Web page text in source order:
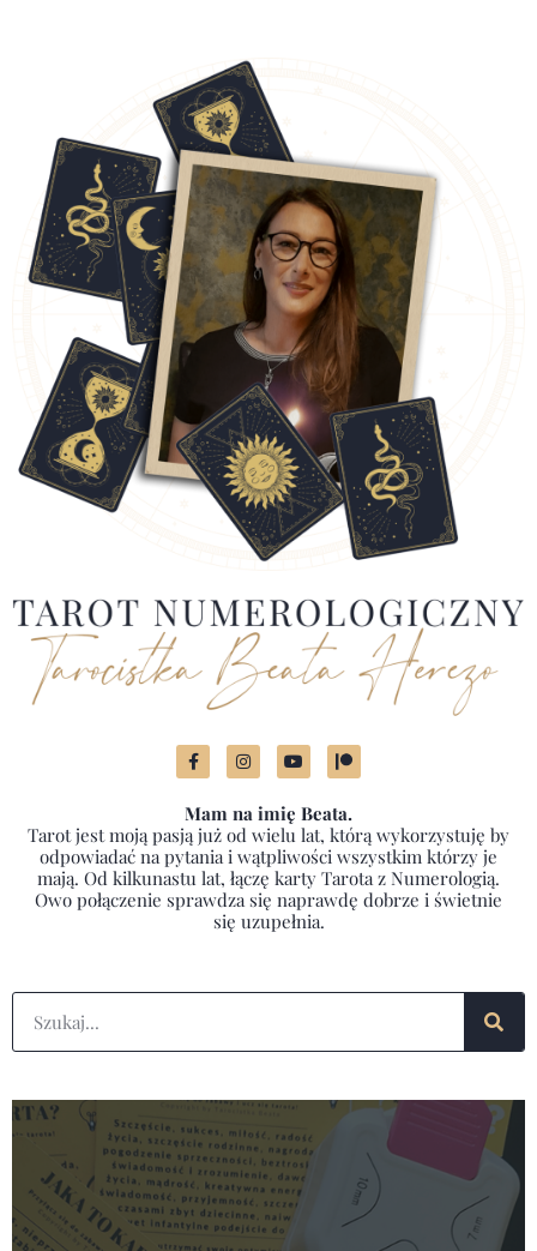
Mam na imię Beata.
Tarot jest moją pasją już od wielu lat, którą wykorzystuję by
odpowiadać na pytania i wątpliwości wszystkim którzy je
mają. Od kilkunastu lat, łączę karty Tarota z Numerologią.
Owo połączenie sprawdza się naprawdę dobrze i świetnie
się uzupełnia.